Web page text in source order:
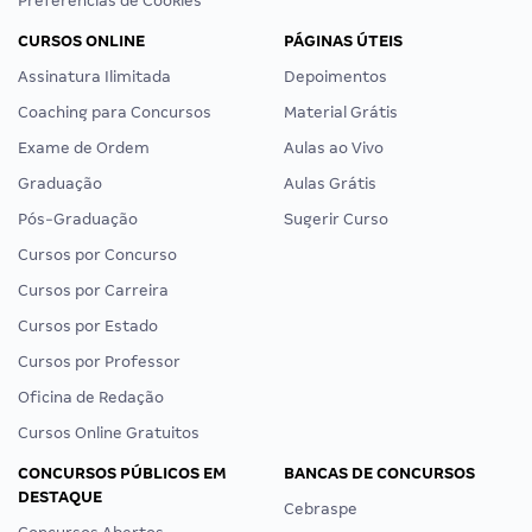
CURSOS ONLINE
Assinatura Ilimitada
Coaching para Concursos
Exame de Ordem
Graduação
Pós-Graduação
Cursos por Concurso
Cursos por Carreira
Cursos por Estado
Cursos por Professor
Oficina de Redação
Cursos Online Gratuitos
PÁGINAS ÚTEIS
Depoimentos
Material Grátis
Aulas ao Vivo
Aulas Grátis
Sugerir Curso
CONCURSOS PÚBLICOS EM
DESTAQUE
BANCAS DE CONCURSOS
Cebraspe